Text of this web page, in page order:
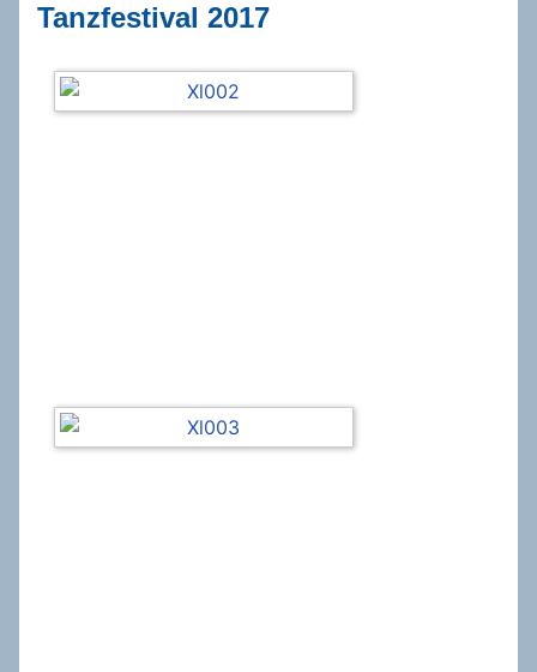
Tanzfestival 2017